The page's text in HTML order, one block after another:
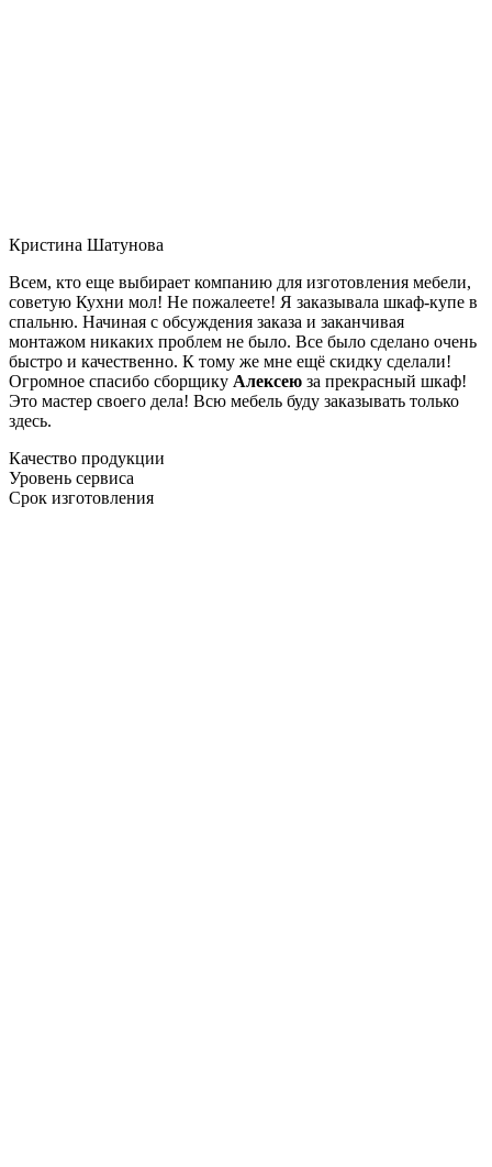
Кристина Шатунова
Всем, кто еще выбирает компанию для изготовления мебели,
советую Кухни мол! Не пожалеете! Я заказывала шкаф-купе в
спальню. Начиная с обсуждения заказа и заканчивая
монтажом никаких проблем не было. Все было сделано очень
быстро и качественно. К тому же мне ещё скидку сделали!
Огромное спасибо сборщику Алексею за прекрасный шкаф!
Это мастер своего дела! Всю мебель буду заказывать только
здесь.
Качество продукции
Уровень сервиса
Срок изготовления